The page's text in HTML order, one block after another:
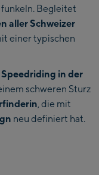
Begleitet
aller Schweizer
einer typischen
Speedriding in der
schweren Sturz
, die mit
neu definiert hat.